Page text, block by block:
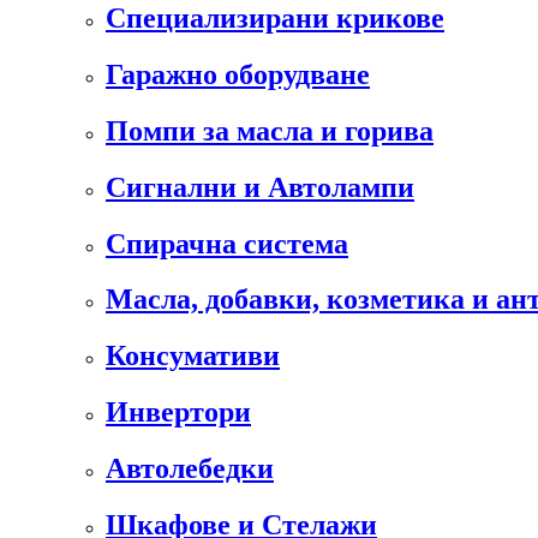
Специализирани крикове
Гаражно оборудване
Помпи за масла и горива
Сигнални и Автолампи
Спирачна система
Масла, добавки, козметика и
Консумативи
Инвертори
Автолебедки
Шкафове и Стелажи